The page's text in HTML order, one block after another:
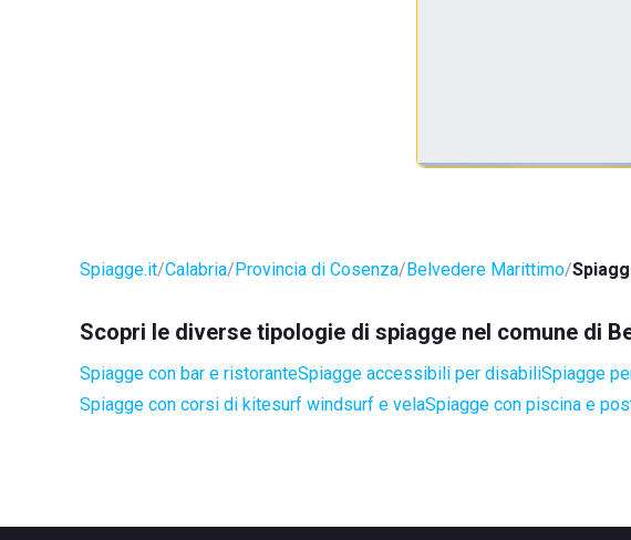
Spiagge.it Calabria Provincia di Cosenza Belvedere Marittimo
Scopri le diverse tipologie di spiagge nel comune di
Spiagge con bar e ristoranteSpiagge accessibili per disabiliSpiagge
Spiagge con corsi di kitesurf windsurf e velaSpiagge con piscina e